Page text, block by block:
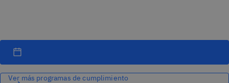
Ver más programas de cumplimiento